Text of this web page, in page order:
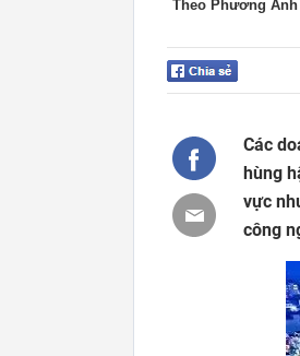
Theo Phương Anh
Các
hùng
vực
công